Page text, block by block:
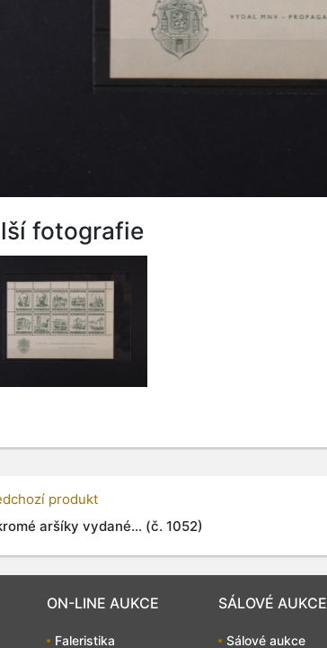
fotografie
produkt
aršíky vydané... (č. 1052)
ON-LINE AUKCE
Faleristika
SÁLOVÉ AUKCE
Sálové aukce